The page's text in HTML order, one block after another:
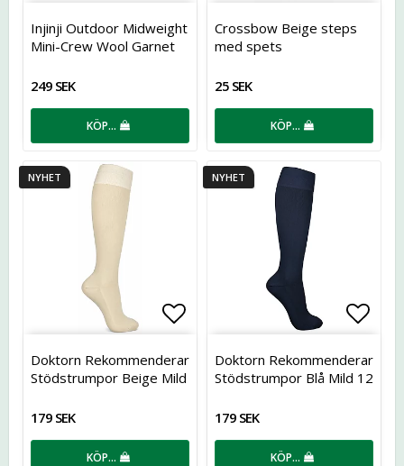
Lägg till i favoritlistan
Injinji Outdoor Midweight
Mini-Crew Wool Garnet
249 SEK
KÖP…
Crossbow Beige steps
med spets
25 SEK
KÖP…
NYHET
Lägg till i favoritlistan
Doktorn Rekommenderar
Stödstrumpor Beige Mild
179 SEK
KÖP…
NYHET
Doktorn Rekommenderar
Stödstrumpor Blå Mild 12
179 SEK
KÖP…